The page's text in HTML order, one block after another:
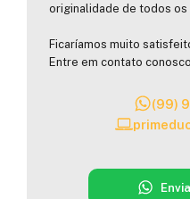
originalidade de todos os
Ficaríamos muito
Entre em contato
(99)